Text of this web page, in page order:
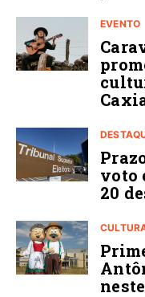
EVENTO
voto
20